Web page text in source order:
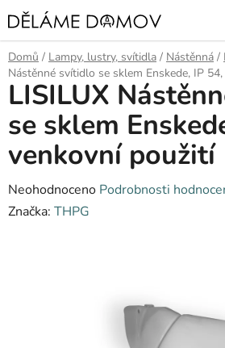
Přejít
na
obsah
Domů / Lampy, lustry, svítidla / Nástěnná /
Nástěnné svítidlo se sklem Enskede, IP
LISILUX
se sklem
venkovní použití
Průměrné
hodnocení
Neohodnoceno Podrobnosti
Značka: THPG